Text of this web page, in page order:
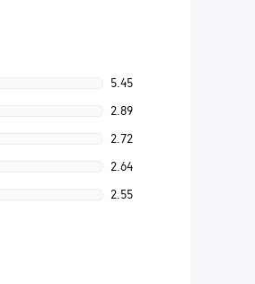
5.45
2.89
2.72
2.64
2.55